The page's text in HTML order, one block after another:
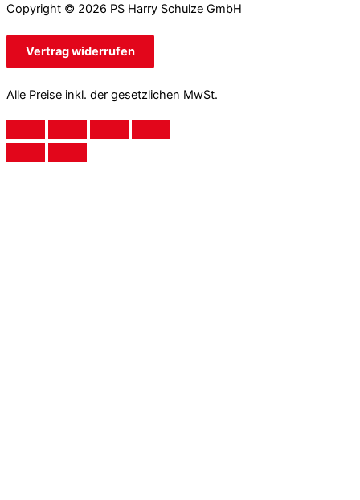
Copyright © 2026 PS Harry Schulze GmbH
Vertrag widerrufen
Alle Preise inkl. der gesetzlichen MwSt.